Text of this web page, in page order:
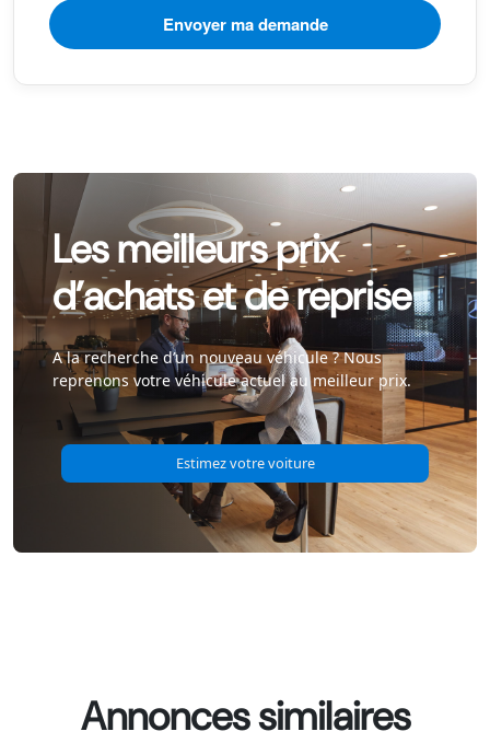
Les meilleurs prix
d’achats et de reprise
A la recherche d’un nouveau véhicule ? Nous
reprenons votre véhicule actuel au meilleur prix.
Estimez votre voiture
Annonces similaires